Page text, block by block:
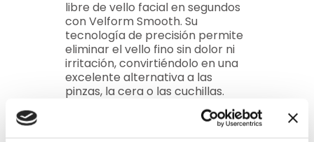
libre de vello facial en segundos
con Velform Smooth. Su
tecnología de precisión permite
eliminar el vello fino sin dolor ni
irritación, convirtiéndolo en una
excelente alternativa a las
pinzas, la cera o las cuchillas.
Gracias a su cabezal bañado en
oro de 18 quilates y su diseño
hipoalergénico, es delicado con